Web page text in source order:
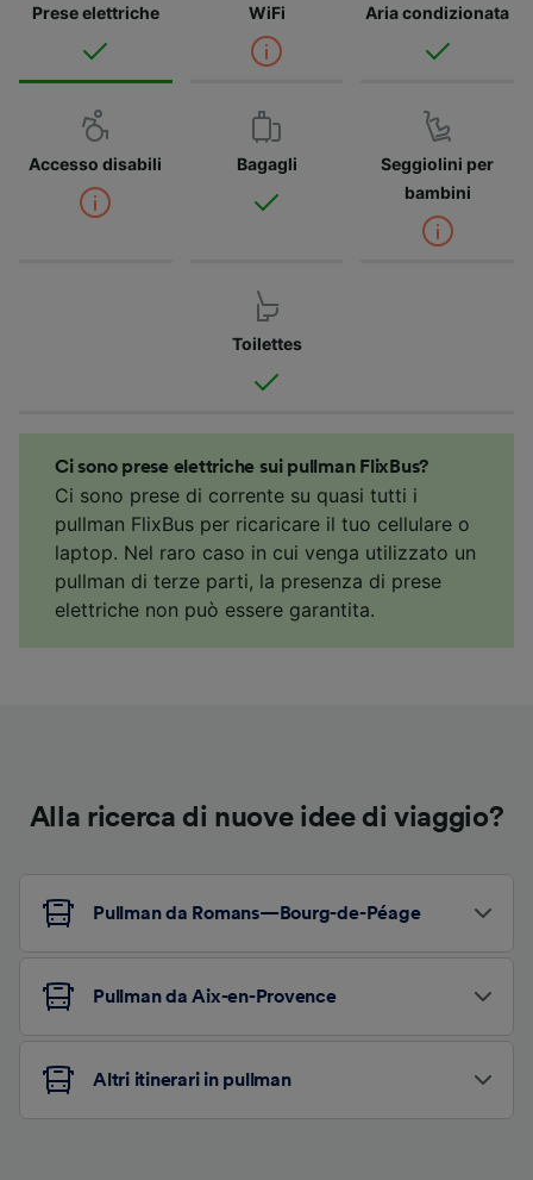
Prese elettriche WiFi Aria condizionata
Accesso disabili Bagagli
Seggiolini per
bambini
Toilettes
Ci sono prese elettriche sui pullman FlixBus?
Ci sono prese di corrente su quasi tutti i
pullman FlixBus per ricaricare il tuo cellulare o
laptop. Nel raro caso in cui venga utilizzato un
pullman di terze parti, la presenza di prese
elettriche non può essere garantita.
Alla ricerca di nuove idee di viaggio?
Pullman da Romans—Bourg-de-Péage
Pullman da Aix-en-Provence
Altri itinerari in pullman